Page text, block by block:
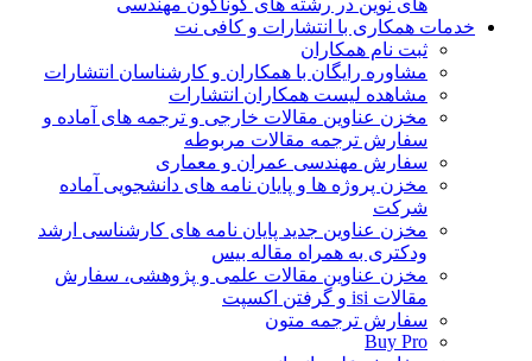
خدمات همکاری با انتشارات و کافی نت
ثبت نام همکاران
مشاوره رایگان با همکاران و کارشناسان انتشارات
مشاهده لیست همکاران انتشارات
مخزن عناوین مقالات خارجی و ترجمه های آماده و
سفارش ترجمه مقالات مربوطه
سفارش مهندسی عمران و معماری
مخزن پروژه ها و پایان نامه های دانشجویی آماده
شرکت
مخزن عناوین جدید پایان نامه های کارشناسی ارشد
ودکتری به همراه مقاله بیس
مخزن عناوین مقالات علمی و پژوهشی، سفارش
مقالات isi و گرفتن اکسپت
سفارش ترجمه متون
Buy Pro